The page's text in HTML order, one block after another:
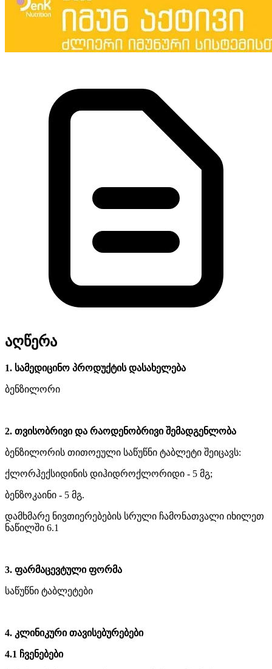
აღწერა
1. სამედიცინო პროდუქტის დასახელება
ბენზილორი
2. თვისობრივი და რაოდენობრივი შემადგენლობა
ბენზილორის თითოეული საწუწნი ტაბლეტი შეიცავს:
ქლორჰექსიდინის დიჰიდროქლორიდი - 5 მგ;
ბენზოკაინი - 5 მგ.
დამხმარე ნივთიერებების სრული ჩამონათვალი იხილეთ
ნაწილში 6.1
3. ფარმაცევტული ფორმა
საწუწნი ტაბლეტები
4. კლინიკური თავისებურებები
4.1 ჩვენებები